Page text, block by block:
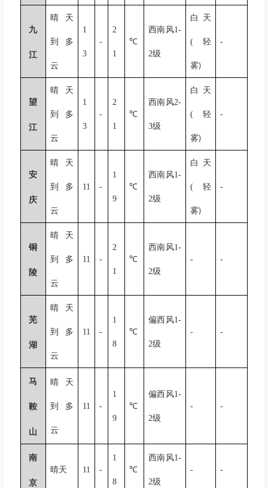
九
江
晴天
到多
云
1
3
-
2
1
℃
西南风1-
2级
白天
(轻
雾)
-
望
江
晴天
到多
云
1
3
-
2
1
℃
西南风2-
3级
白天
(轻
雾)
-
安
庆
晴天
到多
云
11 -
1
9
℃
西南风1-
2级
白天
(轻
雾)
-
铜
陵
晴天
到多
云
11 -
2
1
℃
西南风1-
2级
- -
芜
湖
晴天
到多
云
11 -
1
8
℃
偏西风1-
2级
- -
马
鞍
山
晴天
到多
云
11 -
1
9
℃
偏西风1-
2级
- -
南
京
晴天 11 -
1
8
℃
西南风1-
2级
- -